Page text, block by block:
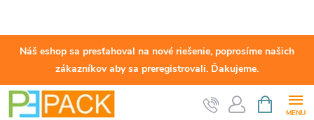
Náš eshop sa presťahoval na nové riešenie, poprosíme našich
zákazníkov aby sa preregistrovali. Ďakujeme.
Prejsť
KOŠÍK